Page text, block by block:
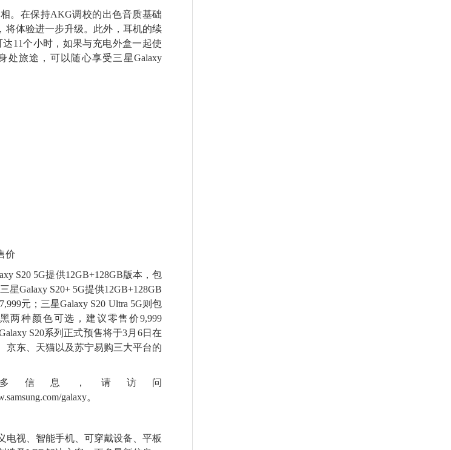
。在保持AKG调校的出色音质基础
将体验进一步升级。此外，耳机的续
11个小时，如果与充电外盒一起使
处旅途，可以随心享受三星Galaxy
价
S20 5G提供12GB+128GB版本，包
Galaxy S20+ 5G提供12GB+128GB
元；三星Galaxy S20 Ultra 5G则包
两种颜色可选，建议零售价9,999
S20系列正式预售将于3月6日在
京东、天猫以及苏宁易购三大平台的
多信息，请访问
galaxy。
电视、智能手机、可穿戴设备、平板